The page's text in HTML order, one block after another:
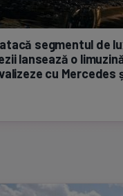
atacă segmentul de
lansează o
cu Mercedes